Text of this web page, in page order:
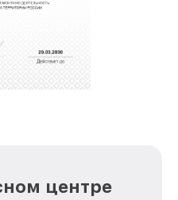
центре